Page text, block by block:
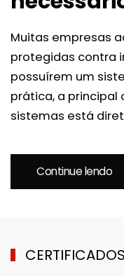
Muitas empresas
protegidas contra
possuírem um
prática, a principal
sistemas está
Continue lendo
CERTIFICADOS